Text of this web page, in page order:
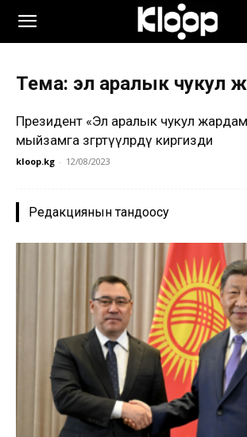
Тема: эл аралык чукул
Президент «Эл аралык чукул жардам
мыйзамга өзгөртүүлөрдү киргизди
kloop.kg - 12/08/2023
Редакциянын тандоосу